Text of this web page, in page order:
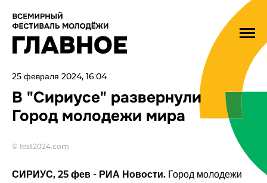
25 февраля 2024, 16:04
В "Сириусе" развернули
Город молодежи мира
© fest2024.com
СИРИУС, 25 фев - РИА Новости. Город молодежи